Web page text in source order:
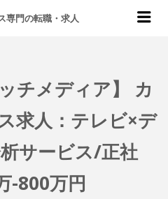
専門の転職・求人
チメディア】 カ
求人：テレビ×デ
サービス/正社
-800万円